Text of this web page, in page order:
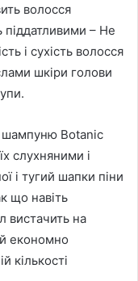
волосся
піддатливими – Не
і сухість волосся
шкіри голови
шампуню Botanic
слухняними і
і тугий шапки піни
що навіть
вистачить на
економно
кількості